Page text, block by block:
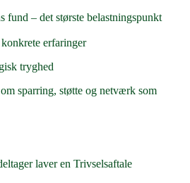
fund – det største belastningspunkt
erfaringer
tryghed
sparring, støtte og netværk som
laver en Trivselsaftale